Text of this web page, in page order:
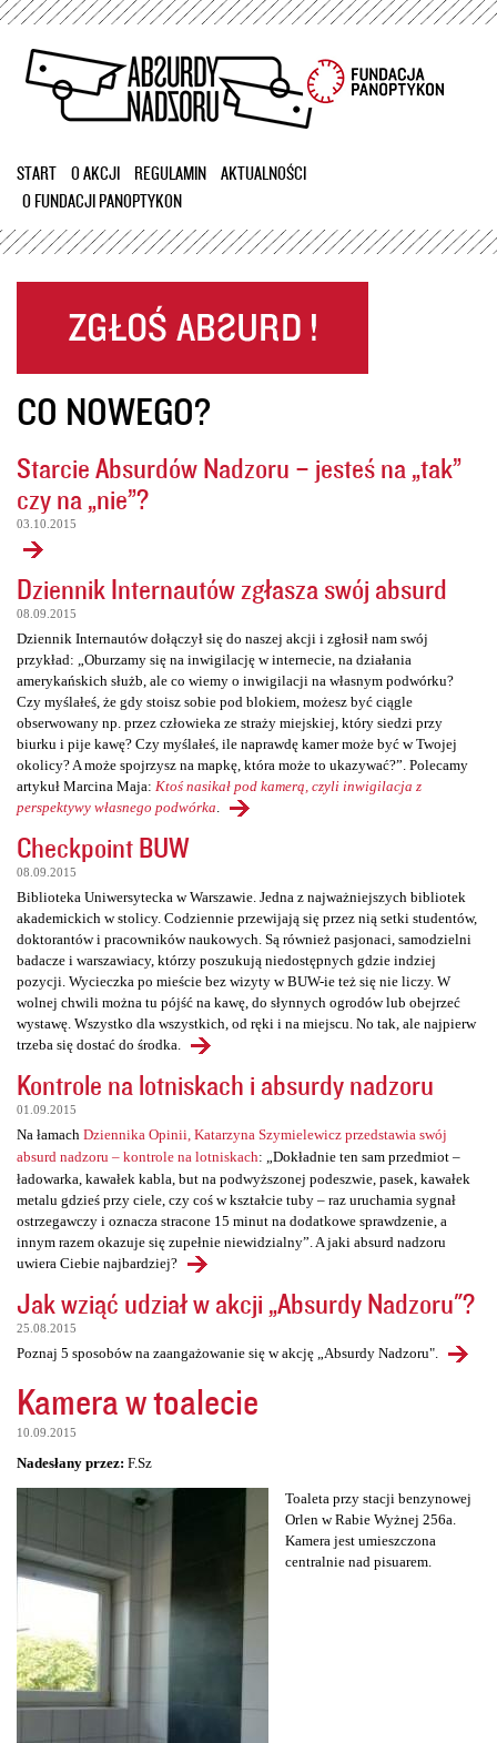
Przejdź
treści
START O AKCJI REGULAMIN
AKTUALNOŚCI
O FUNDACJI PANOPTYKON
CO NOWEGO?
Starcie Absurdów Nadzoru – jesteś na „tak”
czy na „nie”?
03.10.2015
Dziennik Internautów zgłasza swój absurd
08.09.2015
Dziennik Internautów dołączył się do naszej akcji i zgłosił nam swój
przykład: „Oburzamy się na inwigilację w internecie, na działania
amerykańskich służb, ale co wiemy o inwigilacji na własnym podwórku?
Czy myślałeś, że gdy stoisz sobie pod blokiem, możesz być ciągle
obserwowany np. przez człowieka ze straży miejskiej, który siedzi przy
biurku i pije kawę? Czy myślałeś, ile naprawdę kamer może być w Twojej
okolicy? A może spojrzysz na mapkę, która może to ukazywać?”. Polecamy
artykuł Marcina Maja: Ktoś nasikał pod kamerą, czyli inwigilacja z
perspektywy własnego podwórka
Checkpoint BUW
08.09.2015
Biblioteka Uniwersytecka w Warszawie. Jedna z najważniejszych bibliotek
akademickich w stolicy. Codziennie przewijają się przez nią setki studentów,
doktorantów i pracowników naukowych. Są również pasjonaci, samodzielni
badacze i warszawiacy, którzy poszukują niedostępnych gdzie indziej
pozycji. Wycieczka po mieście bez wizyty w BUW-ie też się nie liczy. W
wolnej chwili można tu pójść na kawę, do słynnych ogrodów lub obejrzeć
wystawę. Wszystko dla wszystkich, od ręki i na miejscu. No tak, ale najpierw
trzeba się dostać do środka.
Kontrole na lotniskach i absurdy nadzoru
01.09.2015
Na łamach Dziennika Opinii, Katarzyna Szymielewicz przedstawia swój
absurd nadzoru – kontrole na lotniskach: „Dokładnie ten sam przedmiot –
ładowarka, kawałek kabla, but na podwyższonej podeszwie, pasek, kawałek
metalu gdzieś przy ciele, czy coś w kształcie tuby – raz uruchamia sygnał
ostrzegawczy i oznacza stracone 15 minut na dodatkowe sprawdzenie, a
innym razem okazuje się zupełnie niewidzialny”. A jaki absurd nadzoru
uwiera Ciebie najbardziej?
Jak wziąć udział w akcji „Absurdy Nadzoru"?
25.08.2015
Poznaj 5 sposobów na zaangażowanie się w akcję „Absurdy Nadzoru".
Kamera w toalecie
10.09.2015
Nadesłany przez: F.Sz
Toaleta przy stacji benzynowej
Orlen w Rabie Wyżnej 256a.
Kamera jest umieszczona
centralnie nad pisuarem.